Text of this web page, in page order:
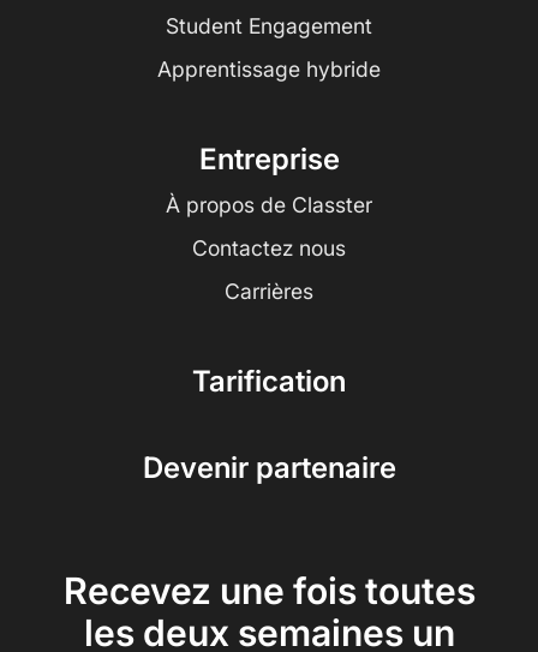
Student Engagement
Apprentissage hybride
Entreprise
À propos de Classter
Contactez nous
Carrières
Tarification
Devenir partenaire
Recevez une fois toutes
les deux semaines un